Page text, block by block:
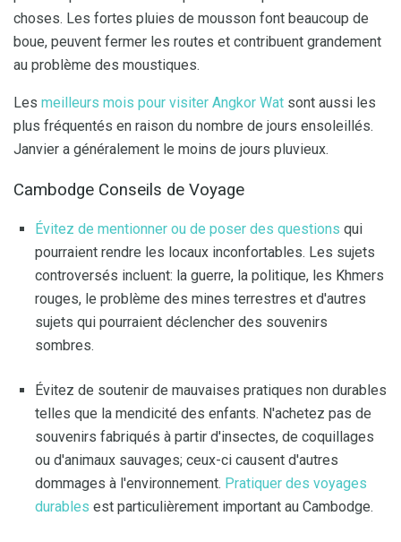
choses. Les fortes pluies de mousson font beaucoup de
boue, peuvent fermer les routes et contribuent grandement
au problème des moustiques.
Les meilleurs mois pour visiter Angkor Wat sont aussi les
plus fréquentés en raison du nombre de jours ensoleillés.
Janvier a généralement le moins de jours pluvieux.
Cambodge Conseils de Voyage
Évitez de mentionner ou de poser des questions qui
pourraient rendre les locaux inconfortables. Les sujets
controversés incluent: la guerre, la politique, les Khmers
rouges, le problème des mines terrestres et d'autres
sujets qui pourraient déclencher des souvenirs
sombres.
Évitez de soutenir de mauvaises pratiques non durables
telles que la mendicité des enfants. N'achetez pas de
souvenirs fabriqués à partir d'insectes, de coquillages
ou d'animaux sauvages; ceux-ci causent d'autres
dommages à l'environnement. Pratiquer des voyages
durables est particulièrement important au Cambodge.